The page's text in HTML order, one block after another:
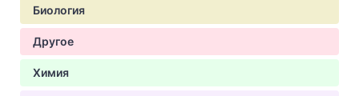
Биология
Другое
Химия